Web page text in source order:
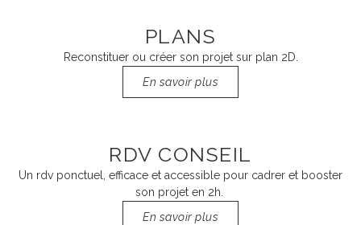
PLANS
Reconstituer ou créer son projet sur plan 2D.
En savoir plus
RDV CONSEIL
Un rdv ponctuel, efficace et accessible pour cadrer et booster
son projet en 2h.
En savoir plus